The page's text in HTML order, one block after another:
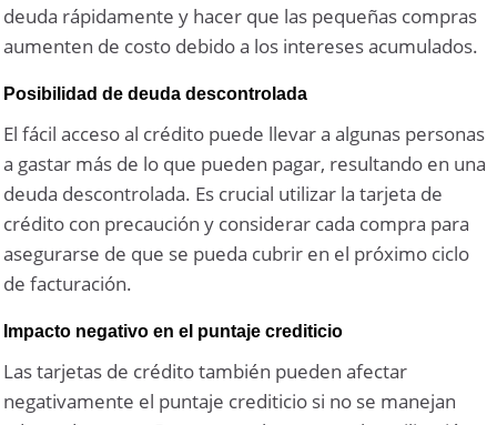
deuda rápidamente y hacer que las pequeñas compras
aumenten de costo debido a los intereses acumulados.
Posibilidad de deuda descontrolada
El fácil acceso al crédito puede llevar a algunas personas
a gastar más de lo que pueden pagar, resultando en una
deuda descontrolada. Es crucial utilizar la tarjeta de
crédito con precaución y considerar cada compra para
asegurarse de que se pueda cubrir en el próximo ciclo
de facturación.
Impacto negativo en el puntaje crediticio
Las tarjetas de crédito también pueden afectar
negativamente el puntaje crediticio si no se manejan